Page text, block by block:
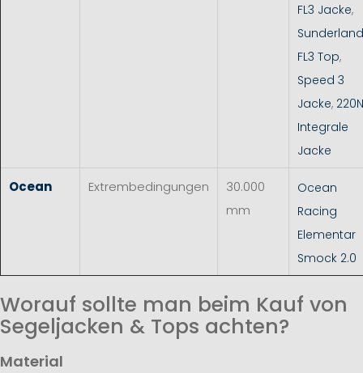
FL3 Jacke,
Sunderland
FL3 Top,
Speed 3
Jacke, 220N
Integrale
Jacke
Ocean Extrembedingungen
30.000
mm
Ocean
Racing
Elementar
Smock 2.0
Worauf sollte man beim Kauf von
Segeljacken & Tops achten?
Material